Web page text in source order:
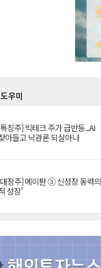
우미
징주] 빅테크 주가 급반등...AI
아들고 낙관론 되살아나
장주] 메이퇀 ③ 신성장 동력의
성장'